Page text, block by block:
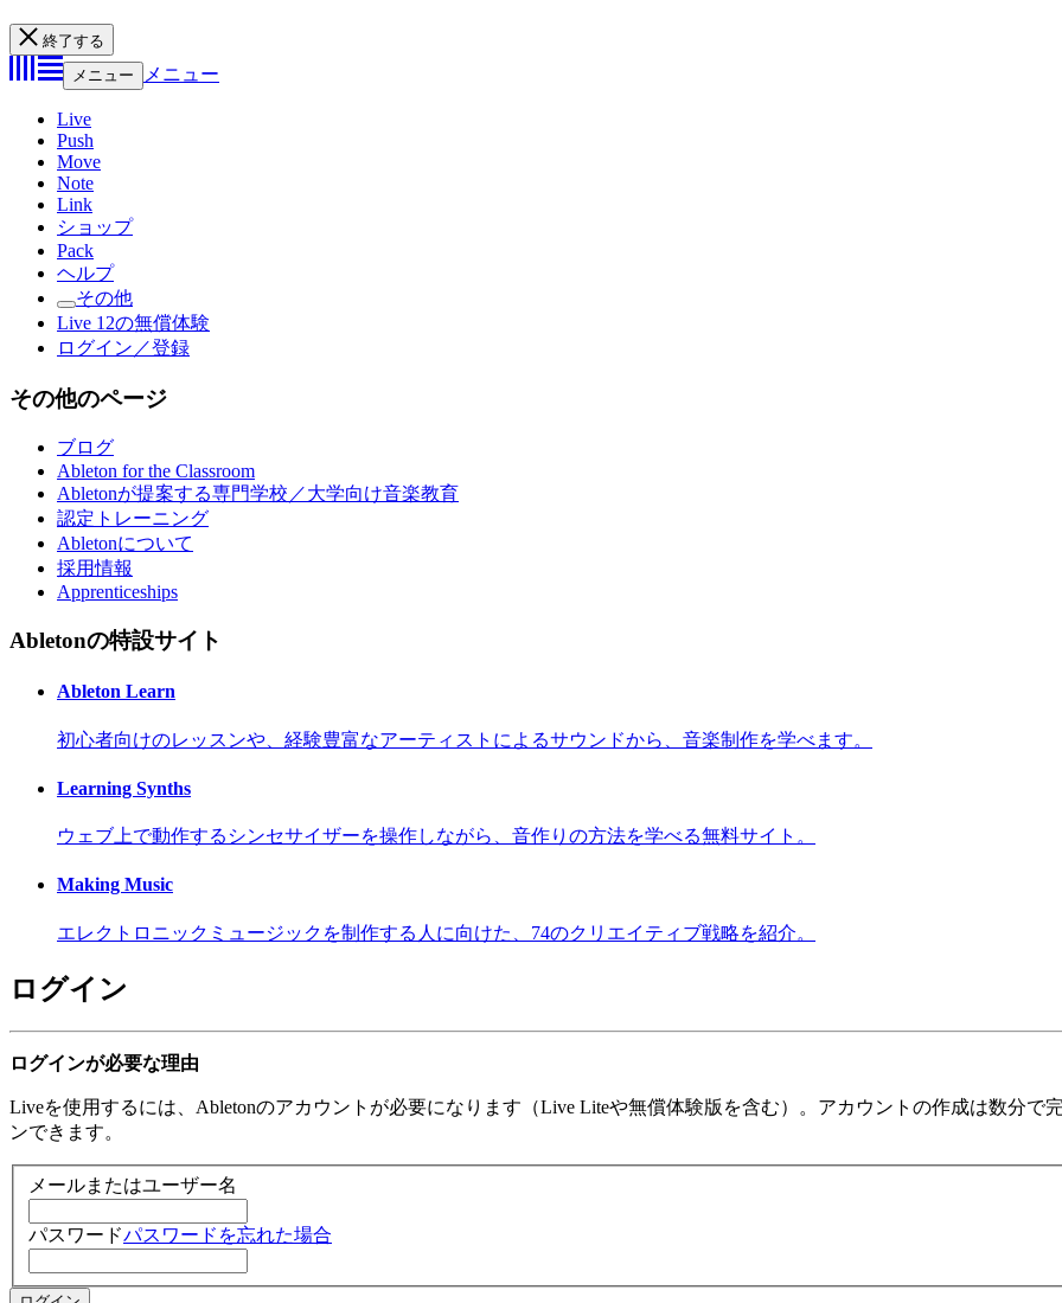
終了する
メニュー
メニュー
Live
Push
Move
Note
Link
ショップ
Pack
ヘルプ
その他
Live 12の無償体験
ログイン／登録
その他のページ
ブログ
Ableton for the Classroom
Abletonが提案する専門学校／大学向け音楽教育
認定トレーニング
Abletonについて
採用情報
Apprenticeships
Abletonの特設サイト
Ableton Learn
初心者向けのレッスンや、経験豊富なアーティストによるサウンドから、音楽制作を学べます。
Learning Synths
ウェブ上で動作するシンセサイザーを操作しながら、音作りの方法を学べる無料サイト。
Making Music
エレクトロニックミュージックを制作する人に向けた、74のクリエイティブ戦略を紹介。
ログイン
ログインが必要な理由
Liveを使用するには、Abletonのアカウントが必要になります（Live Liteや無償体験版を含む）。アカウントの作成は数分
ンできます。
メールまたはユーザー名
パスワードパスワードを忘れた場合